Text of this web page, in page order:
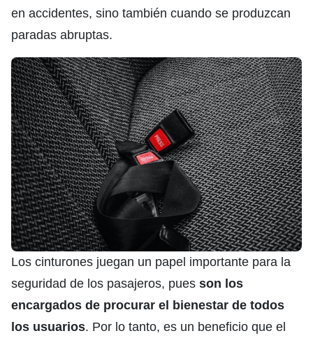
en accidentes, sino también cuando se produzcan
paradas abruptas.
Los cinturones juegan un papel importante para la
seguridad de los pasajeros, pues son los
encargados de procurar el bienestar de todos
los usuarios. Por lo tanto, es un beneficio que el